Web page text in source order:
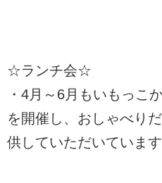
☆ランチ会☆
・4月～6月もいもっこ
を開催し、おしゃべり
供していただいています